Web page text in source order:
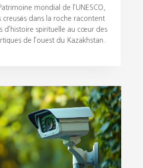
mondial de l’UNESCO,
creusés dans la roche racontent
d’histoire spirituelle au cœur des
de l’ouest du Kazakhstan.